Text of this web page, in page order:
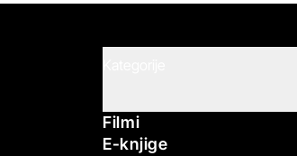
Filmi
E-knjige